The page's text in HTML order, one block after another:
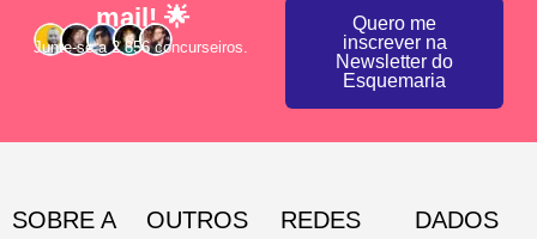
mail! 🌟
Junte-se a 2.856 concurseiros.
Quero me
inscrever na
Newsletter do
Esquemaria
SOBRE A
OUTROS
REDES
DADOS